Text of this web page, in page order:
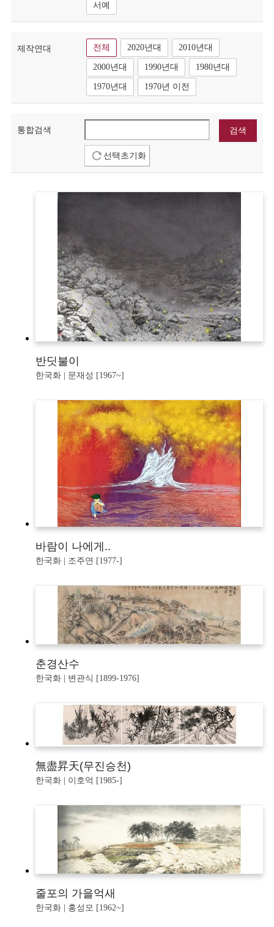
서예
제작연대 전체 2020년대 2010년대
2000년대 1990년대 1980년대
1970년대 1970년 이전
통합검색
선택초기화
반딧불이
한국화 | 문재성 [1967~]
바람이 나에게..
한국화 | 조주연 [1977-]
춘경산수
한국화 | 변관식 [1899-1976]
無盡昇天(무진승천)
한국화 | 이호억 [1985-]
줄포의 가을억새
한국화 | 홍성모 [1962~]